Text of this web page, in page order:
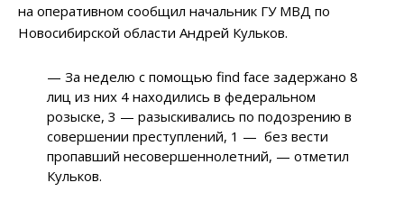
на оперативном сообщил начальник ГУ МВД по
Новосибирской области Андрей Кульков.
— За неделю с помощью find face задержано 8
лиц из них 4 находились в федеральном
розыске, 3 — разыскивались по подозрению в
совершении преступлений, 1 — без вести
пропавший несовершеннолетний, — отметил
Кульков.